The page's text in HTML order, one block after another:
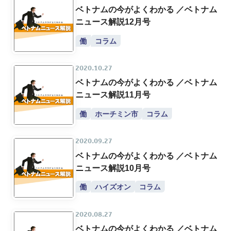
ベトナムの今がよくわかる ／ベトナム
ニュース解説12月号
働 コラム
2020.10.27
ベトナムの今がよくわかる ／ベトナム
ニュース解説11月号
働 ホーチミン市 コラム
2020.09.27
ベトナムの今がよくわかる ／ベトナム
ニュース解説10月号
働 ハイズオン コラム
2020.08.27
ベトナムの今がよくわかる ／ベトナム